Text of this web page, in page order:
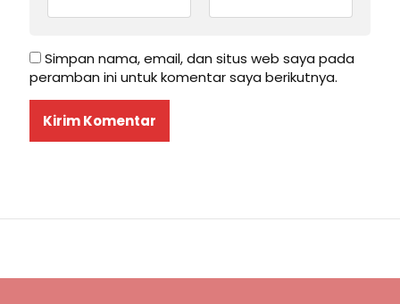
Simpan nama, email, dan situs web saya pada
peramban ini untuk komentar saya berikutnya.